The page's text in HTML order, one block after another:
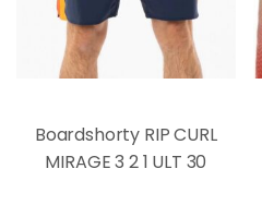
Boardshorty RIP CURL
MIRAGE 3 2 1 ULT 30